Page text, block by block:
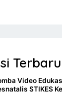
Terbaru
Video
STIKES